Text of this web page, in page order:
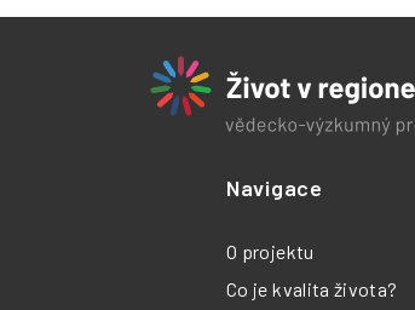
Navigace
O projektu
Co je kvalita života?